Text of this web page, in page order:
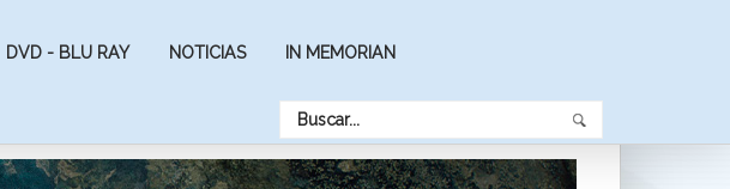
DVD - BLU RAY NOTICIAS IN MEMORIAN